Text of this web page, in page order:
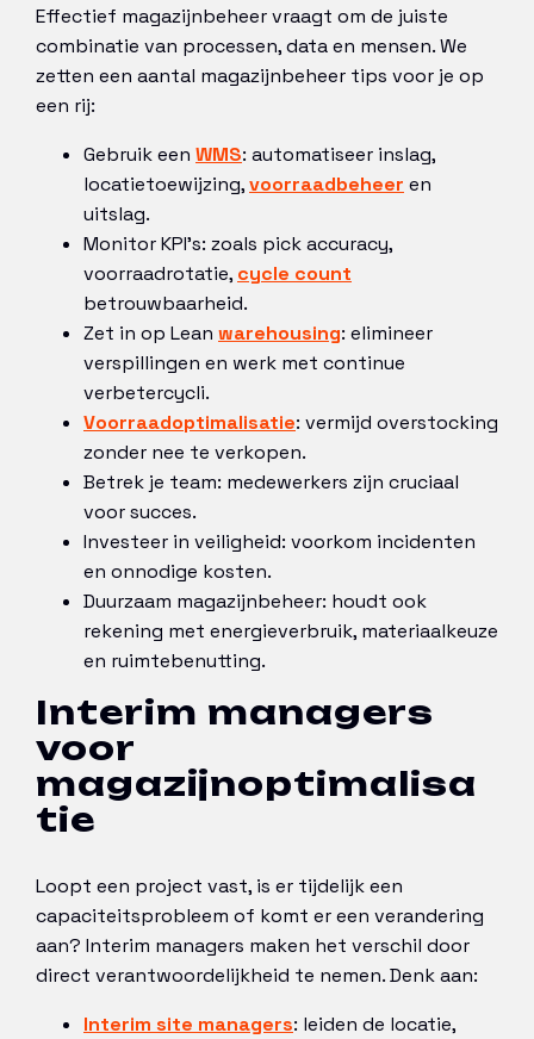
Effectief magazijnbeheer vraagt om de juiste
combinatie van processen, data en mensen. We
zetten een aantal magazijnbeheer tips voor je op
een rij:
Gebruik een WMS: automatiseer inslag,
locatietoewijzing,voorraadbeheer en
uitslag.
Monitor KPI’s: zoals pick accuracy,
voorraadrotatie, cycle count
betrouwbaarheid.
Zet in op Lean warehousing: elimineer
verspillingen en werk met continue
verbetercycli.
Voorraadoptimalisatie: vermijd overstocking
zonder nee te verkopen.
Betrek je team: medewerkers zijn cruciaal
voor succes.
Investeer in veiligheid: voorkom incidenten
en onnodige kosten.
Duurzaam magazijnbeheer: houdt ook
rekening met energieverbruik, materiaalkeuze
en ruimtebenutting.
Interim managers
voor
magazijnoptimalisa
tie
Loopt een project vast, is er tijdelijk een
capaciteitsprobleem of komt er een verandering
aan? Interim managers maken het verschil door
direct verantwoordelijkheid te nemen. Denk aan:
Interim site managers: leiden de locatie,